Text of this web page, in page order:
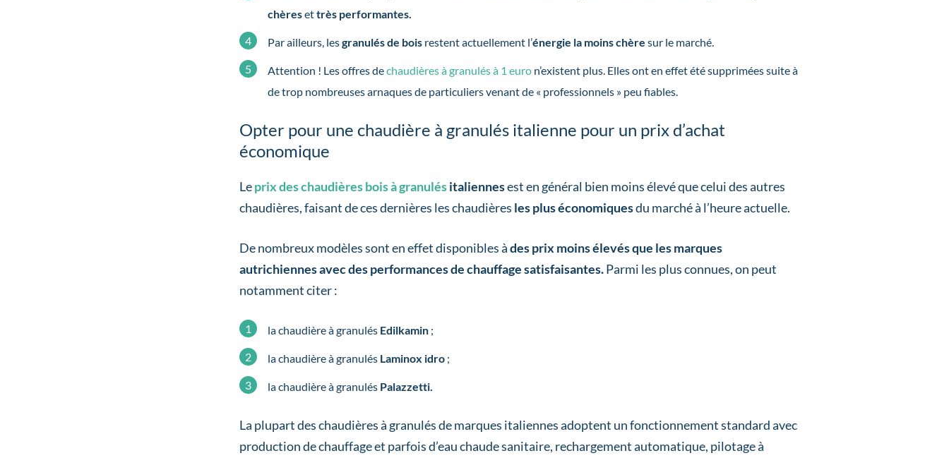
chèresettrès performantes.
Par ailleurs, lesgranulés de bois restent actuellement l’énergie la moins chère sur le marché.
Attention ! Les offres dechaudières à granulés à 1 euro n’existent plus. Elles ont en effet été supprimées suite à
de trop nombreuses arnaques de particuliers venant de « professionnels » peu fiables.
Opter pour une chaudière à granulés italienne pour un prix d’achat
économique
Leprix des chaudières bois à granulésitaliennesest en général bien moins élevé que celui des autres
chaudières, faisant de ces dernières les chaudières les plus économiquesdu marché à l’heure actuelle.
De nombreux modèles sont en effet disponibles àdes prix moins élevés que les marques
autrichiennes avec des performances de chauffage satisfaisantes.Parmi les plus connues, on peut
notamment citer :
la chaudière à granulés Edilkamin ;
la chaudière à granulés Laminox idro ;
la chaudière à granulés Palazzetti.
La plupart des chaudières à granulés de marques italiennes adoptent un fonctionnement standard avec
production de chauffage et parfois d’eau chaude sanitaire, rechargement automatique, pilotage à